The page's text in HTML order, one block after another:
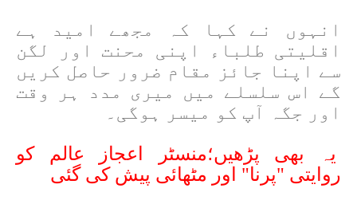
انہوں نے کہا کہ مجھے امید ہے
اقلیتی طلباء اپنی محنت اور لگن
سے اپنا جائز مقام ضرور حاصل کریں
گے اس سلسلے میں میری مدد ہر وقت
اور جگہ آپ کو میسر ہوگی۔
یہ بھی پڑھیں؛منسٹر اعجاز عالم کو
روایتی "پرنا" اور مٹھائی پیش کی گئی